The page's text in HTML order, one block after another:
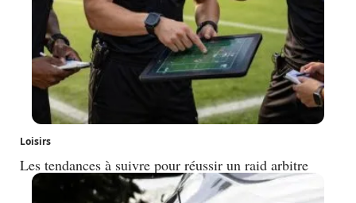
Loisirs
Les tendances à suivre pour réussir un raid arbitre